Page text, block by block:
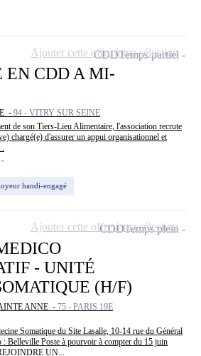
EN CDD A MI-
- 94 - VITRY SUR SEINE
de son Tiers-Lieu Alimentaire, l'association recrute
chargé(e) d'assurer un appui organisationnel et
handi-engagé
CDDTemps partiel
Ajouter cette offre à ma sélection
- UNITÉ
(H/F)
ANNE - 75 - PARIS 19E
Somatique du Site Lasalle, 10-14 rue du Général
Belleville Poste à pourvoir à compter du 15 juin
UN...
CDDTemps plein
Ajouter cette offre à ma sélection